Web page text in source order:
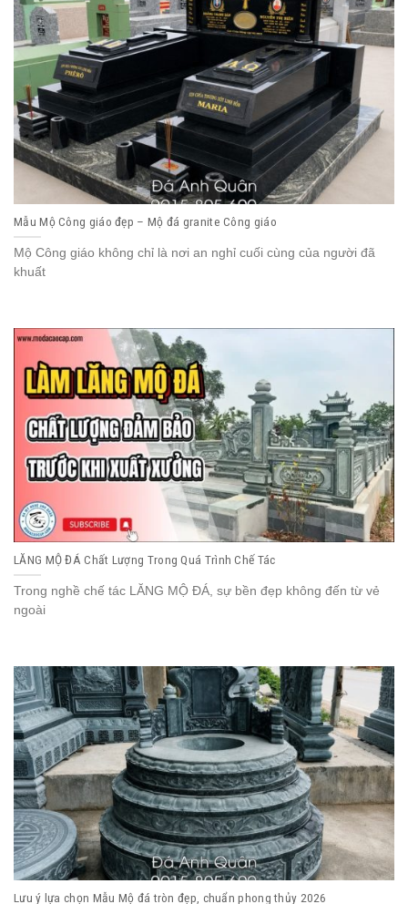
Mẫu Mộ Công giáo đẹp – Mộ đá granite Công giáo
Mộ Công giáo không chỉ là nơi an nghỉ cuối cùng của người đã
khuất
LĂNG MỘ ĐÁ Chất Lượng Trong Quá Trình Chế Tác
Trong nghề chế tác LĂNG MỘ ĐÁ, sự bền đẹp không đến từ vẻ
ngoài
Lưu ý lựa chọn Mẫu Mộ đá tròn đẹp, chuẩn phong thủy 2026